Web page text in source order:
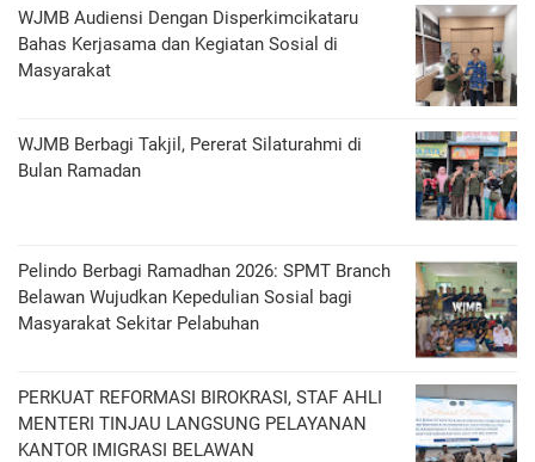
WJMB Audiensi Dengan Disperkimcikataru
Bahas Kerjasama dan Kegiatan Sosial di
Masyarakat
WJMB Berbagi Takjil, Pererat Silaturahmi di
Bulan Ramadan
Pelindo Berbagi Ramadhan 2026: SPMT Branch
Belawan Wujudkan Kepedulian Sosial bagi
Masyarakat Sekitar Pelabuhan
PERKUAT REFORMASI BIROKRASI, STAF AHLI
MENTERI TINJAU LANGSUNG PELAYANAN
KANTOR IMIGRASI BELAWAN